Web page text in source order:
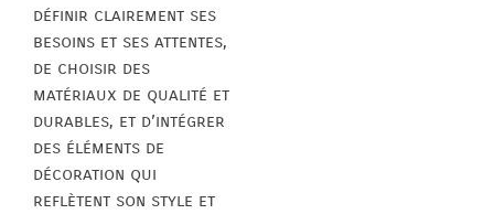
définir clairement ses
besoins et ses attentes,
de choisir des
matériaux de qualité et
durables, et d’intégrer
des éléments de
décoration qui
reflètent son style et